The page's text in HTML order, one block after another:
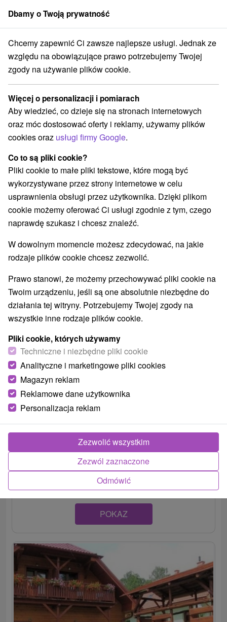
członek grupySorger
Chaty na prenájom Stredné Slovensko Žilinský kraj Smrečany
Chaty na prenájom Smrečany
Kategorie
Wszystkie kategorie
Apartmány(1)
Chaty na prenájom(5) Drevenice
Priváty
Wybierz lokalizację lub datę
WSZYSTKO NAJTAŃSZE NAJDROŻSZE NA
Chalupa Tatrytip Smrečany
Moderná chalupa situovaná v obci Smrečany v Žiarskej
doline na Liptove. Súčasťou komfortne zariadeného...
POKAZ
Dbamy o Twoją prywatność
Chcemy zapewnić Ci zawsze najlepsze usługi. Jednak ze
względu na obowiązujące prawo potrzebujemy Twojej
zgody na używanie plików cookie.
Więcej o personalizacji i pomiarach
Aby wiedzieć, co dzieje się na stronach internetowych
oraz móc dostosować oferty i reklamy, używamy plików
cookies oraz usługi firmy Google.
Co to są pliki cookie?
Pliki cookie to małe pliki tekstowe, które mogą być
wykorzystywane przez strony internetowe w celu
usprawnienia obsługi przez użytkownika. Dzięki plikom
cookie możemy oferować Ci usługi zgodnie z tym, czego
naprawdę szukasz i chcesz znaleźć.
W dowolnym momencie możesz zdecydować, na jakie
rodzaje plików cookie chcesz zezwolić.
Prawo stanowi, że możemy przechowywać pliki cookie na
Twoim urządzeniu, jeśli są one absolutnie niezbędne do
działania tej witryny. Potrzebujemy Twojej zgody na
wszystkie inne rodzaje plików cookie.
Pliki cookie, których używamy
Techniczne i niezbędne pliki cookie
Analityczne i marketingowe pliki cookies
Magazyn reklam
Reklamowe dane użytkownika
Personalizacja reklam
Odmówić
Zezwól zaznaczone
Zezwolić wszystkim